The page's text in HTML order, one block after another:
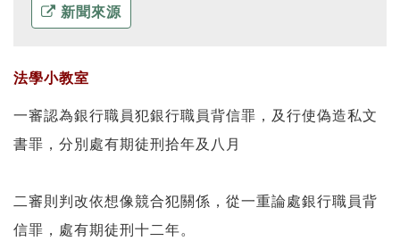
新聞來源
法學小教室
一審認為銀行職員犯銀行職員背信罪，及行使偽造私文
書罪，分別處有期徒刑拾年及八月
二審則判改依想像競合犯關係，從一重論處銀行職員背
信罪，處有期徒刑十二年。